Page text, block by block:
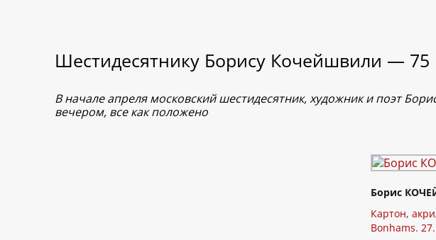
Шестидесятнику Борису Кочейшвили — 75
В начале апреля московский шестидесятник, художник и поэт
вечером, все как положено
Борис
Картон,
Bonhams.